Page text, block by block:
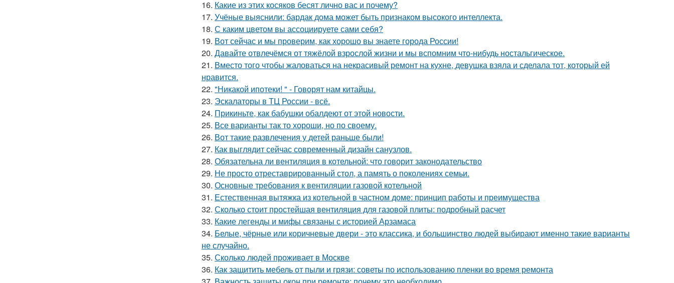
16. Какие из этих косяков бесят лично вас и почему?
17. Учёные выяснили: бардак дома может быть признаком высокого интеллекта.
18. С каким цветом вы ассоциируете сами себя?
19. Вот сейчас и мы проверим, как хорошо вы знаете города России!
20. Давайте отвлечёмся от тяжёлой взрослой жизни и мы вспомним что-нибудь ностальгическое.
21. Вместо того чтобы жаловаться на некрасивый ремонт на кухне, девушка взяла и сделала тот, который ей
нравится.
22. "Никакой ипотеки! " - Говорят нам китайцы.
23. Эскалаторы в ТЦ России - всё.
24. Прикиньте, как бабушки обалдеют от этой новости.
25. Все варианты так то хороши, но по своему.
26. Вот такие развлечения у детей раньше были!
27. Как выглядит сейчас современный дизайн санузлов.
28. Обязательна ли вентиляция в котельной: что говорит законодательство
29. Не просто отреставрированный стол, а память о поколениях семьи.
30. Основные требования к вентиляции газовой котельной
31. Естественная вытяжка из котельной в частном доме: принцип работы и преимущества
32. Сколько стоит простейшая вентиляция для газовой плиты: подробный расчет
33. Какие легенды и мифы связаны с историей Арзамаса
34. Белые, чёрные или коричневые двери - это классика, и большинство людей выбирают именно такие варианты
не случайно.
35. Сколько людей проживает в Москве
36. Как защитить мебель от пыли и грязи: советы по использованию пленки во время ремонта